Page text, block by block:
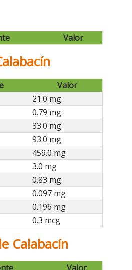
Valor
Valor
21.0 mg
0.79 mg
33.0 mg
93.0 mg
459.0 mg
3.0 mg
0.83 mg
0.097 mg
0.196 mg
0.3 mcg
Calabacín